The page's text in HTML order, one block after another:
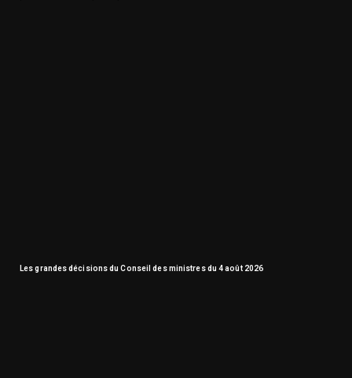
Les grandes décisions du Conseil des ministres du 4 août 2026